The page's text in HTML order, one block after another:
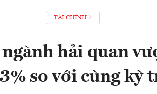
TÀI CHÍNH
ngành hải quan
so với cùng kỳ